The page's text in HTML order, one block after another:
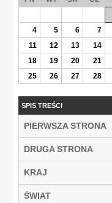
4
5 6 7
11
12 13 14
18
19 20 21
25
26 27 28
SPIS TREŚCI
PIERWSZA STRONA
DRUGA STRONA
KRAJ
ŚWIAT